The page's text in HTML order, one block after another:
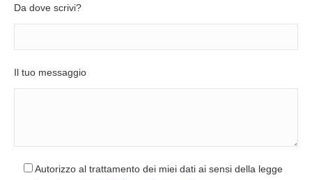
Da dove scrivi?
Il tuo messaggio
Autorizzo al trattamento dei miei dati ai sensi della legge